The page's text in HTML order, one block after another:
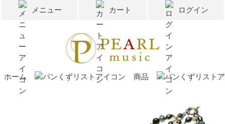
メニュー カート ログイン
ホーム 商品